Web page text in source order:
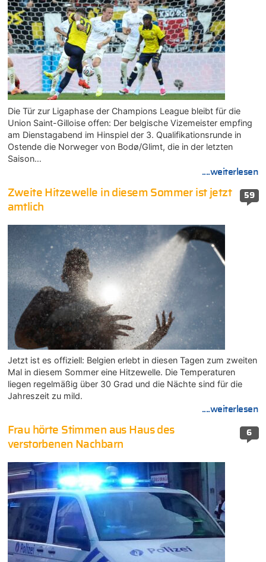
Die Tür zur Ligaphase der Champions League bleibt für die
Union Saint-Gilloise offen: Der belgische Vizemeister empfing
am Dienstagabend im Hinspiel der 3. Qualifikationsrunde in
Ostende die Norweger von Bodø/Glimt, die in der letzten
Saison…
....weiterlesen
59
Zweite Hitzewelle in diesem Sommer ist jetzt
amtlich
Jetzt ist es offiziell: Belgien erlebt in diesen Tagen zum zweiten
Mal in diesem Sommer eine Hitzewelle. Die Temperaturen
liegen regelmäßig über 30 Grad und die Nächte sind für die
Jahreszeit zu mild.
....weiterlesen
6
Frau hörte Stimmen aus Haus des
verstorbenen Nachbarn